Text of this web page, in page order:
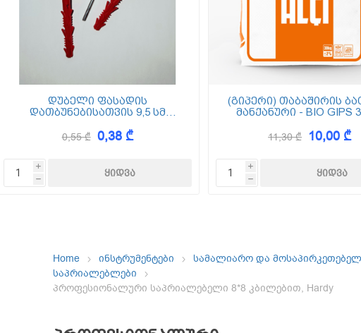
კედლის შემოსვები
Dekor
დუბელი ფასადის
დათბუნებისათვის 9,5 სმ
0,55 ₾ 0,38 ₾
i
h
(გიპერი) თაბაშირის
მანქანური - BIO GIPS
11,30 ₾ 10,00 ₾
i
h
Home ინსტრუმენტები
სამალიარო და
საპრიალებლები
პროფესიონალური საპრიალებელი 8*8 კბილებით, Hardy